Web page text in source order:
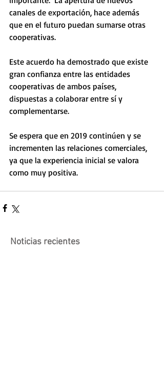
canales de exportación, hace además
que en el futuro puedan sumarse otras
cooperativas.
Este acuerdo ha demostrado que existe
gran confianza entre las entidades
cooperativas de ambos países,
dispuestas a colaborar entre sí y
complementarse.
Se espera que en 2019 continúen y se
incrementen las relaciones comerciales,
ya que la experiencia inicial se valora
como muy positiva.
Noticias recientes